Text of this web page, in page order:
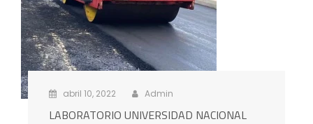
abril 10, 2022 Admin
LABORATORIO UNIVERSIDAD NACIONAL